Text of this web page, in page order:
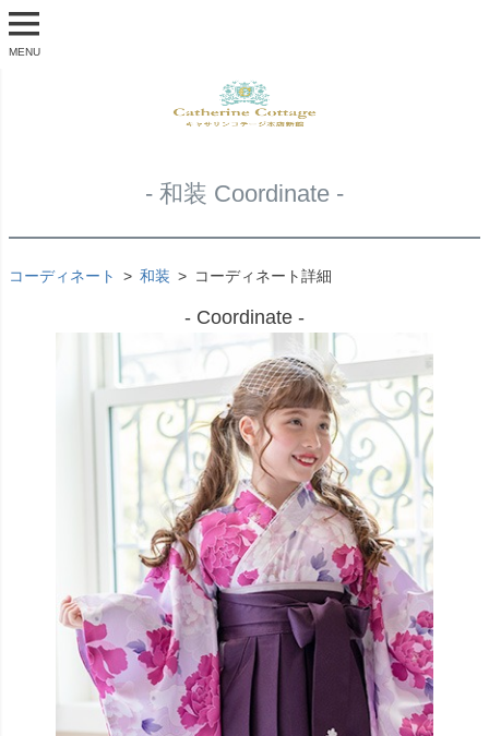
MENU
- 和装 Coordinate -
コーディネート 和装 コーディネート詳細
- Coordinate -